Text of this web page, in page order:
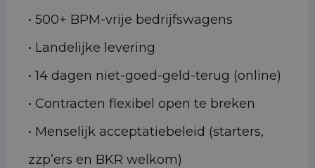
• 500+ BPM-vrije bedrijfswagens
• Landelijke levering
• 14 dagen niet-goed-geld-terug (online)
• Contracten flexibel open te breken
• Menselijk acceptatiebeleid (starters,
zzp’ers en BKR welkom)